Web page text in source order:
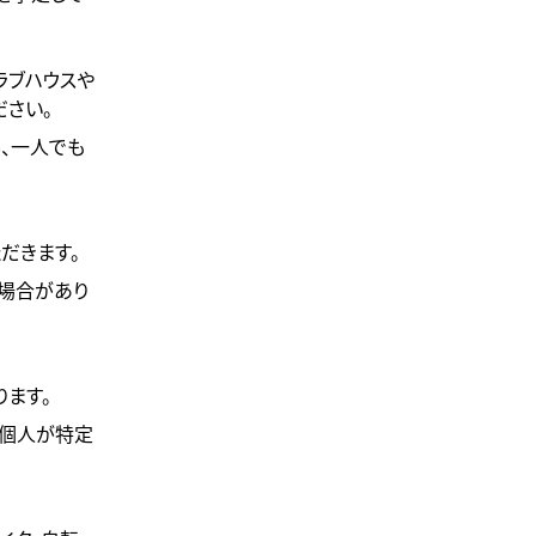
ブハウスや
い。
一人でも
きます。
合があり
す。
人が特定